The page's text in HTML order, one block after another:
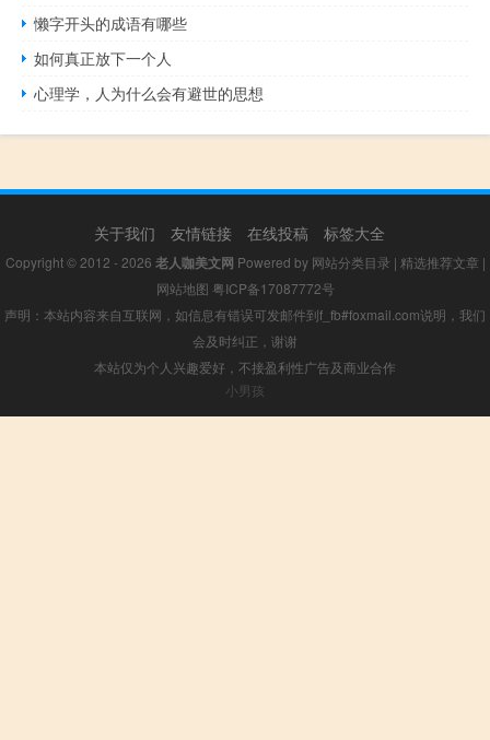
懒字开头的成语有哪些
如何真正放下一个人
心理学，人为什么会有避世的思想
关于我们 友情链接 在线投稿 标签大全
Copyright © 2012 - 2026 老人咖美文网 Powered by 网站分类目录 | 精选推荐文章 |
网站地图 粤ICP备17087772号
声明：本站内容来自互联网，如信息有错误可发邮件到f_fb#foxmail.com说明，我们
会及时纠正，谢谢
本站仅为个人兴趣爱好，不接盈利性广告及商业合作
小男孩